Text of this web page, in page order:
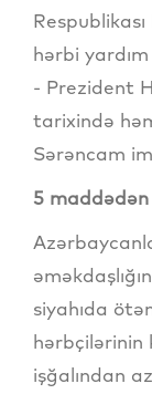
hərbi
- Prezident
tarixində
Sərəncam
5
siyahıda
hərbçilərinin
işğalından